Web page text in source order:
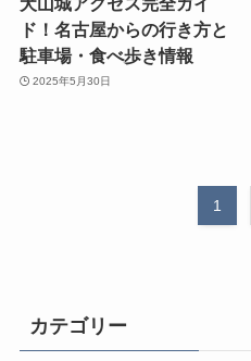
ド！名古屋からの行き方と
駐車場・食べ歩き情報
2025年5月30日
1
カテゴリー